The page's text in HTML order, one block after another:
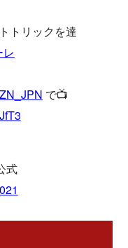
トリックを達
で📺
式